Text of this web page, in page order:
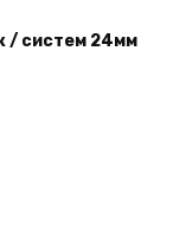
/ систем 24мм